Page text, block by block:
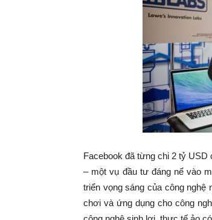
Facebook đã từng chi 2 tỷ
– một vụ đầu tư đáng nể vào
triển vọng sáng của công
chơi và ứng dụng cho công